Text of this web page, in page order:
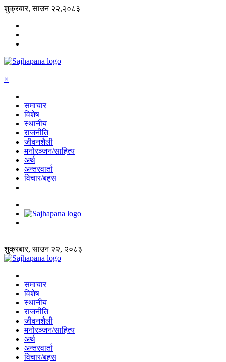
शुक्रबार, साउन २२,२०८३
×
समाचार
विशेष
स्थानीय
राजनीति
जीवनशैली
मनोरञ्जन/साहित्य
अर्थ
अन्तरवार्ता
विचार/बहस
शुक्रबार, साउन २२, २०८३
समाचार
विशेष
स्थानीय
राजनीति
जीवनशैली
मनोरञ्जन/साहित्य
अर्थ
अन्तरवार्ता
विचार/बहस